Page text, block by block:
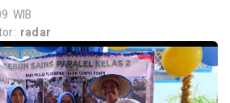
WIB
radar